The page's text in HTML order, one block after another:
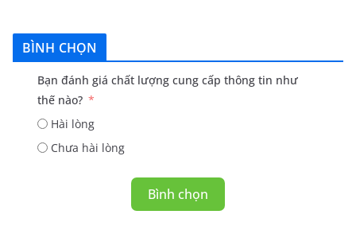
BÌNH CHỌN
Bạn đánh giá chất lượng cung cấp thông tin như
thế nào?
Hài lòng
Chưa hài lòng
Bình chọn